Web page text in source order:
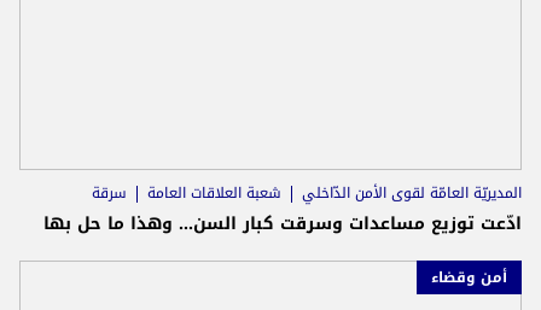
المديريّة العامّة لقوى الأمن الدّاخلي شعبة العلاقات العامة سرقة
ادّعت توزيع مساعدات وسرقت كبار السن… وهذا ما حل بها
أمن وقضاء